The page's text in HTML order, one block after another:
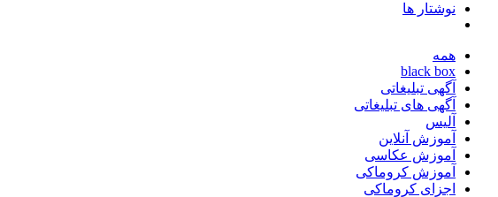
نوشتار ها
همه
black box
آگهی تبلیغاتی
آگهی های تبلیغاتی
آلیس
آموزش آنلاین
آموزش عکاسی
آموزش کروماکی
اجزای کروماکی